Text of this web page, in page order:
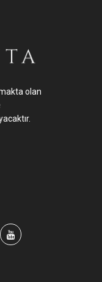
olan